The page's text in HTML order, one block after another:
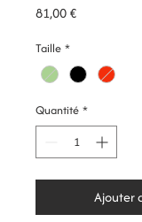
81,00 €Prix
Taille *
Quantité *
Ajouter